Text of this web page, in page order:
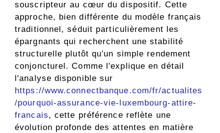
souscripteur au cœur du dispositif. Cette
approche, bien différente du modèle français
traditionnel, séduit particulièrement les
épargnants qui recherchent une stabilité
structurelle plutôt qu'un simple rendement
conjoncturel. Comme l'explique en détail
l'analyse disponible sur
https://www.connectbanque.com/fr/actualites
/pourquoi-assurance-vie-luxembourg-attire-
francais, cette préférence reflète une
évolution profonde des attentes en matière